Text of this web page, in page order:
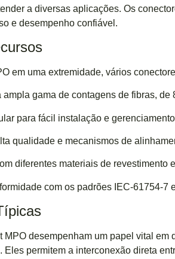
a diversas aplicações. Os
e desempenho confiável.
em uma extremidade, vários
ampla gama de contagens de fibras, de
para fácil instalação e gerenciamento
qualidade e mecanismos de
diferentes materiais de revestimento
com os padrões IEC-61754-7
MPO desempenham um papel vital
Eles permitem a interconexão direta